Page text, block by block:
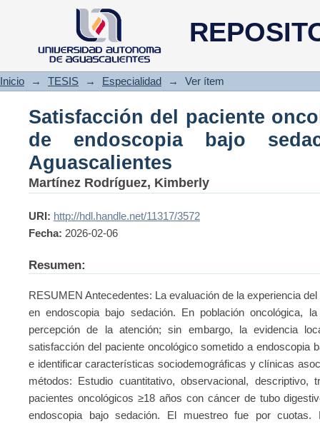
Satisfacción del paciente
sedación en el HGZ1
Inicio → TESIS → Especialidad → Ver ítem
Satisfacción del paciente
de endoscopia bajo
Aguascalientes
Martínez Rodríguez, Kimberly
URI: http://hdl.handle.net/11317/3572
Fecha: 2026-02-06
Resumen:
RESUMEN Antecedentes: La evaluación de la experiencia
en endoscopia bajo sedación. En población oncológica,
percepción de la atención; sin embargo, la evidencia
satisfacción del paciente oncológico sometido a endoscopia
e identificar características sociodemográficas y clínicas
métodos: Estudio cuantitativo, observacional, descriptivo,
pacientes oncológicos ≥18 años con cáncer de tubo
endoscopia bajo sedación. El muestreo fue por